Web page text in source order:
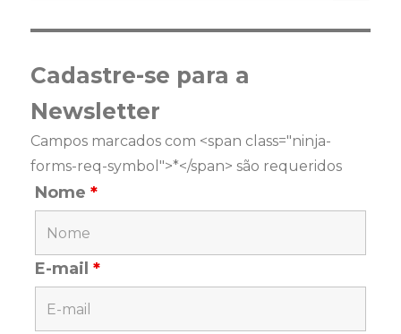
Cadastre-se para a
Newsletter
Campos marcados com <span class="ninja-
forms-req-symbol">*</span> são requeridos
Nome*
E-mail*